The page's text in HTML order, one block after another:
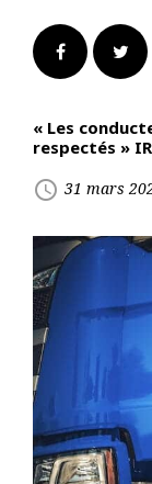
Facebook
« Les
respectés »
access_time 31 mars